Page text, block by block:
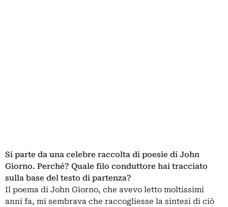
Si parte da una celebre raccolta di poesie di John
Giorno. Perché? Quale filo conduttore hai tracciato
sulla base del testo di partenza?
Il poema di John Giorno, che avevo letto moltissimi
anni fa, mi sembrava che raccogliesse la sintesi di ciò